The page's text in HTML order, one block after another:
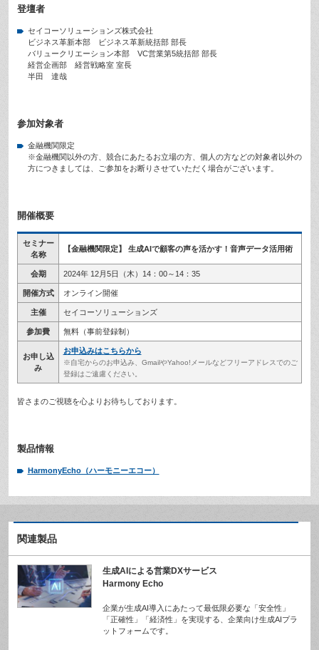
登壇者
セイコーソリューションズ株式会社
ビジネス革新本部 ビジネス革新統括部 部長
バリュークリエーション本部 VC営業第5統括部 部長
経営企画部 経営戦略室 室長
半田 達哉
参加対象者
金融機関限定
※金融機関以外の方、競合にあたるお立場の方、個人の方などの対象者以外の
方につきましては、ご参加をお断りさせていただく場合がございます。
開催概要
セミナー
名称
【金融機関限定】 生成AIで顧客の声を活かす！音声データ活用術
会期 2024年 12月5日（木 ）14：00～14：35
開催方式 オンライン開催
主催 セイコーソリューションズ
参加費 無料（事前登録制）
お申し込
み
お申込みはこちらから
※自宅からのお申込み、GmailやYahoo!メールなどフリーアドレスでのご
登録はご遠慮ください。
皆さまのご視聴を心よりお待ちしております。
製品情報
HarmonyEcho（ハーモニーエコー）
関連製品
生成AIによる営業DXサービス
Harmony Echo
企業が生成AI導入にあたって最低限必要な「安全性」
「正確性」「経済性」を実現する、企業向け生成AIプラ
ットフォームです。